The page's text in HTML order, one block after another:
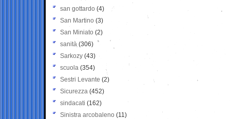
san gottardo (4)
San Martino (3)
San Miniato (2)
sanità (306)
Sarkozy (43)
scuola (354)
Sestri Levante (2)
Sicurezza (452)
sindacati (162)
Sinistra arcobaleno (11)